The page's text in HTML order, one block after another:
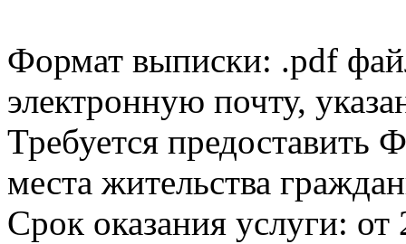
Формат выписки: .pdf
электронную почту,
Требуется
места жительства
Срок оказания услуги: от